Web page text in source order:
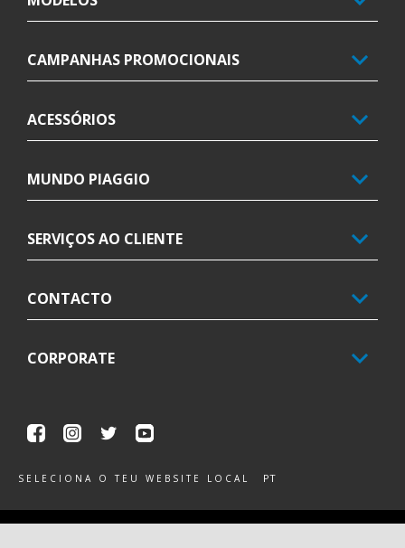
CAMPANHAS PROMOCIONAIS
ACESSÓRIOS
MUNDO PIAGGIO
SERVIÇOS AO CLIENTE
CONTACTO
CORPORATE
FacebookInstagram
Twitter
SELECIONA O TEU WEBSITE LOCAL PT
Piaggio & C. SpA Sede legale Viale Rinaldo Piaggio, 25 56025